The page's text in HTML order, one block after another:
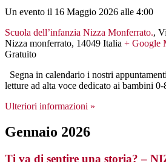
Un evento il 16 Maggio 2026 alle 4:00
Scuola dell’infanzia Nizza Monferrato.,
Nizza monferrato, 14049 Italia + Google
Gratuito
Segna in calendario i nostri
letture ad alta voce dedicato ai bambini
Ulteriori informazioni »
Gennaio 2026
Ti va di sentire una storia? –